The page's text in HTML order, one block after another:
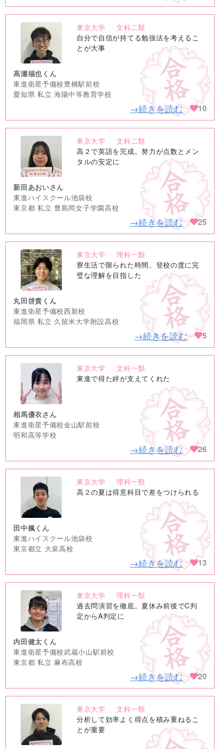
no
image
東京大学
文科二類
自分で自信が持てる勉強法を考えるこ
とが大事
高瀬福也くん
東進衛星予備校豊橋駅前校
愛知県 私立 海陽中等教育学校
→続きを読む 10
no
image
東京大学
文科二類
高２で英語を完成。努力が点数とメン
タルの安定に
新田あおいさん
東進ハイスクール池袋校
東京都 私立 豊島岡女子学園高校
→続きを読む 25
no
image
東京大学
理科一類
寮生活で限られた時間。登校の度に完
璧な理解を目指した
丸田啓貴くん
東進衛星予備校西新校
福岡県 私立 久留米大学附設高校
→続きを読む 5
no
image
東京大学
文科一類
東進で得た絆が支えてくれた
相馬優衣さん
東進衛星予備校金山駅前校
明和高等学校
→続きを読む 26
no
image
東京大学
理科一類
高２の夏は得意科目で差をつけられる
田中楓くん
東進ハイスクール池袋校
東京都立 大泉高校
→続きを読む 13
no
image
東京大学
理科一類
過去問演習を徹底。夏休み前後でC判
定からA判定に
内田健太くん
東進衛星予備校武蔵小山駅前校
東京都 私立 麻布高校
→続きを読む 20
no
image
東京大学
文科一類
分析して効率よく得点を積み重ねるこ
とが重要